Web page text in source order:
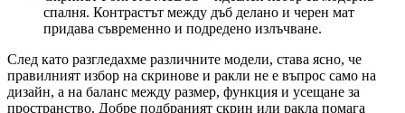
спалня. Контрастът между дъб делано и черен мат
придава съвременно и подредено излъчване.
След като разгледахме различните модели, става ясно, че
правилният избор на скринове и ракли не е въпрос само на
дизайн, а на баланс между размер, функция и усещане за
пространство. Добре подбраният скрин или ракла помага